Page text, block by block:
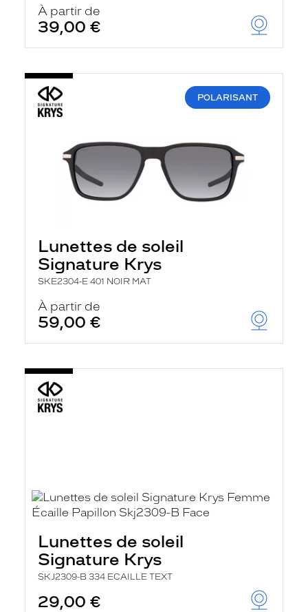
À partir de
39,00 €
POLARISANT
Lunettes de soleil
Signature Krys
SKE2304-E 401 NOIR MAT
À partir de
59,00 €
Lunettes de soleil
Signature Krys
SKJ2309-B 334 ECAILLE TEXT
29,00 €